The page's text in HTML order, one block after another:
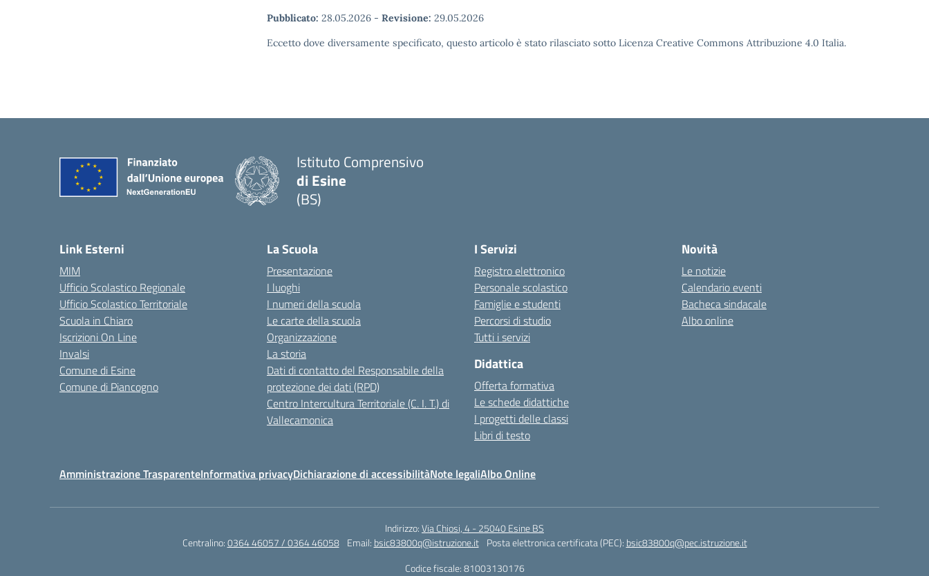
Pubblicato: 28.05.2026 - Revisione: 29.05.2026
Eccetto dove diversamente specificato, questo articolo è stato rilasciato sotto Licenza Creative Commons Attribuzione 4.0 Italia.
Istituto Comprensivo
di Esine
(BS)
Link Esterni
MIM
Ufficio Scolastico Regionale
Ufficio Scolastico Territoriale
Scuola in Chiaro
Iscrizioni On Line
Invalsi
Comune di Esine
Comune di Piancogno
La Scuola
Presentazione
I luoghi
I numeri della scuola
Le carte della scuola
Organizzazione
La storia
Dati di contatto del Responsabile della
protezione dei dati (RPD)
Centro Intercultura Territoriale (C. I. T.) di
Vallecamonica
I Servizi
Registro elettronico
Personale scolastico
Famiglie e studenti
Percorsi di studio
Tutti i servizi
Didattica
Offerta formativa
Le schede didattiche
I progetti delle classi
Libri di testo
Novità
Le notizie
Calendario eventi
Bacheca sindacale
Albo online
Amministrazione TrasparenteInformativa privacyDichiarazione di accessibilitàNote legaliAlbo Online
Indirizzo:Via Chiosi, 4 - 25040 Esine BS
Centralino:0364 46057 / 0364 46058 Email: bsic83800q@istruzione.it Posta elettronica certificata (PEC): bsic83800q@pec.istruzione.it
Codice fiscale: 81003130176